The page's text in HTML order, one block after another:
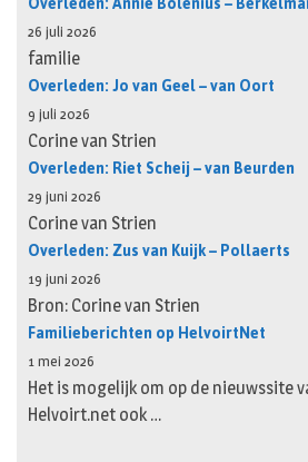
26 juli 2026
familie
Overleden: Jo van Geel – van Oort
9 juli 2026
Corine van Strien
Overleden: Riet Scheij – van Beurden
29 juni 2026
Corine van Strien
Overleden: Zus van Kuijk – Pollaerts
19 juni 2026
Bron: Corine van Strien
Familieberichten op HelvoirtNet
1 mei 2026
Het is mogelijk om op de nieuwssite
Helvoirt.net ook …